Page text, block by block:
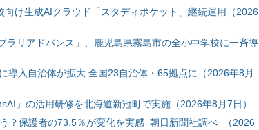
け生成AIクラウド「スタディポケット」継続運用（2026
ラリアドバンス」、鹿児島県霧島市の全小中学校に一斉導
導入自治体が拡大 全国23自治体・65拠点に（2026年8月
」の活用研修を北海道新冠町で実施（2026年8月7日）
？保護者の73.5％が変化を実感=朝日新聞社調べ=（2026